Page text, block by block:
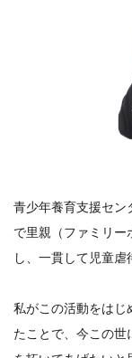
青少年養育支援セン
で里親（ファミリー
し、一貫して児童虐
私がこの活動をはじ
たことで、今この世